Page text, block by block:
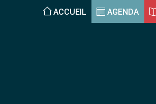
ACCUEIL AGENDA